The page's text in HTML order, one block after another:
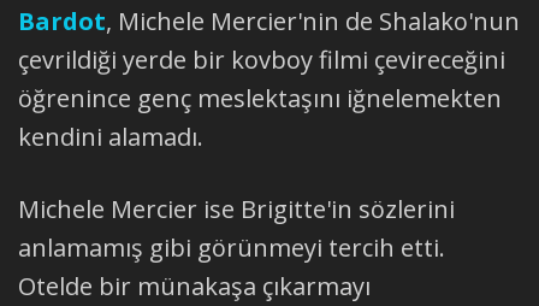
Bardot, Michele Mercier'nin de Shalako'nun
çevrildiği yerde bir kovboy filmi çevireceğini
öğrenince genç meslektaşını iğnelemekten
kendini alamadı.
Michele Mercier ise Brigitte'in sözlerini
anlamamış gibi görünmeyi tercih etti.
Otelde bir münakaşa çıkarmayı